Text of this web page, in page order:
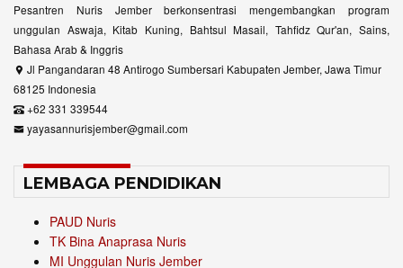
Pesantren Nuris Jember berkonsentrasi mengembangkan program
unggulan Aswaja, Kitab Kuning, Bahtsul Masail, Tahfidz Qur'an, Sains,
Bahasa Arab & Inggris
Jl Pangandaran 48 Antirogo Sumbersari Kabupaten Jember, Jawa Timur
68125 Indonesia
+62 331 339544
yayasannurisjember@gmail.com
LEMBAGA PENDIDIKAN
PAUD Nuris
TK Bina Anaprasa Nuris
MI Unggulan Nuris Jember